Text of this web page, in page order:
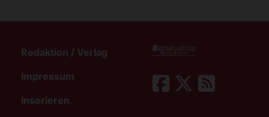
Redaktion / Verlag
Impressum
Inserieren